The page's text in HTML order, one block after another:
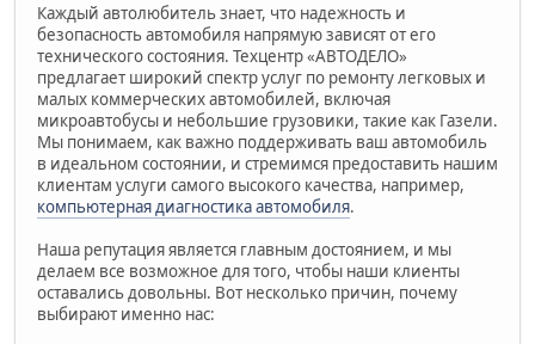
Каждый автолюбитель знает, что надежность и
безопасность автомобиля напрямую зависят от его
технического состояния. Техцентр «АВТОДЕЛО»
предлагает широкий спектр услуг по ремонту легковых и
малых коммерческих автомобилей, включая
микроавтобусы и небольшие грузовики, такие как Газели.
Мы понимаем, как важно поддерживать ваш автомобиль
в идеальном состоянии, и стремимся предоставить нашим
клиентам услуги самого высокого качества, например,
компьютерная диагностика автомобиля.
Наша репутация является главным достоянием, и мы
делаем все возможное для того, чтобы наши клиенты
оставались довольны. Вот несколько причин, почему
выбирают именно нас: